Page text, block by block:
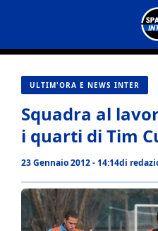
contenuto
ULTIM'ORA E NEWS INTER
Squadra al
i quarti di Tim
23 Gennaio 2012 - 14:14di